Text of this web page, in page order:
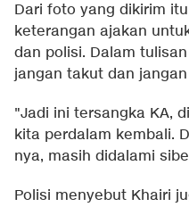
Dari foto yang dikirim
keterangan ajakan
dan polisi. Dalam
jangan takut dan
"Jadi ini tersangka KA,
kita perdalam kembali.
nya, masih didalami
Polisi menyebut Khairi